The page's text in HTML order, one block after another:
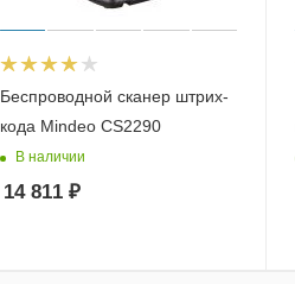
Беспроводной сканер штрих-
кода Mindeo CS2290
В наличии
14 811₽